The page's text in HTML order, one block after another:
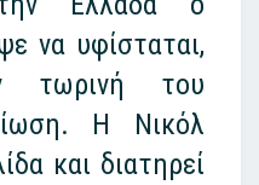
να υφίσταται,
τωρινή του
Η Νικόλ
και διατηρεί